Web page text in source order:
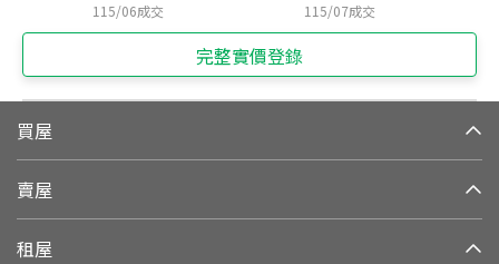
115/06成交 115/07成交
完整實價登錄
買屋
賣屋
租屋